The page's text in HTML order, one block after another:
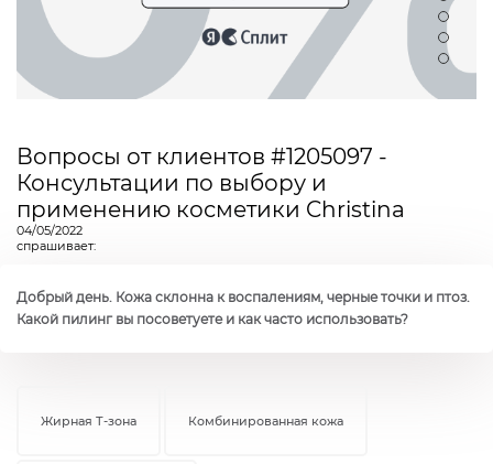
Вопросы от клиентов #1205097 -
Консультации по выбору и
применению косметики Christina
04/05/2022
спрашивает:
Добрый день. Кожа склонна к воспалениям, черные точки и птоз.
Какой пилинг вы посоветуете и как часто использовать?
Жирная Т-зона Комбинированная кожа